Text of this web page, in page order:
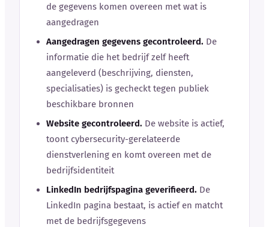
de gegevens komen overeen met wat is
aangedragen
Aangedragen gegevens gecontroleerd. De
informatie die het bedrijf zelf heeft
aangeleverd (beschrijving, diensten,
specialisaties) is gecheckt tegen publiek
beschikbare bronnen
Website gecontroleerd. De website is actief,
toont cybersecurity-gerelateerde
dienstverlening en komt overeen met de
bedrijfsidentiteit
LinkedIn bedrijfspagina geverifieerd. De
LinkedIn pagina bestaat, is actief en matcht
met de bedrijfsgegevens